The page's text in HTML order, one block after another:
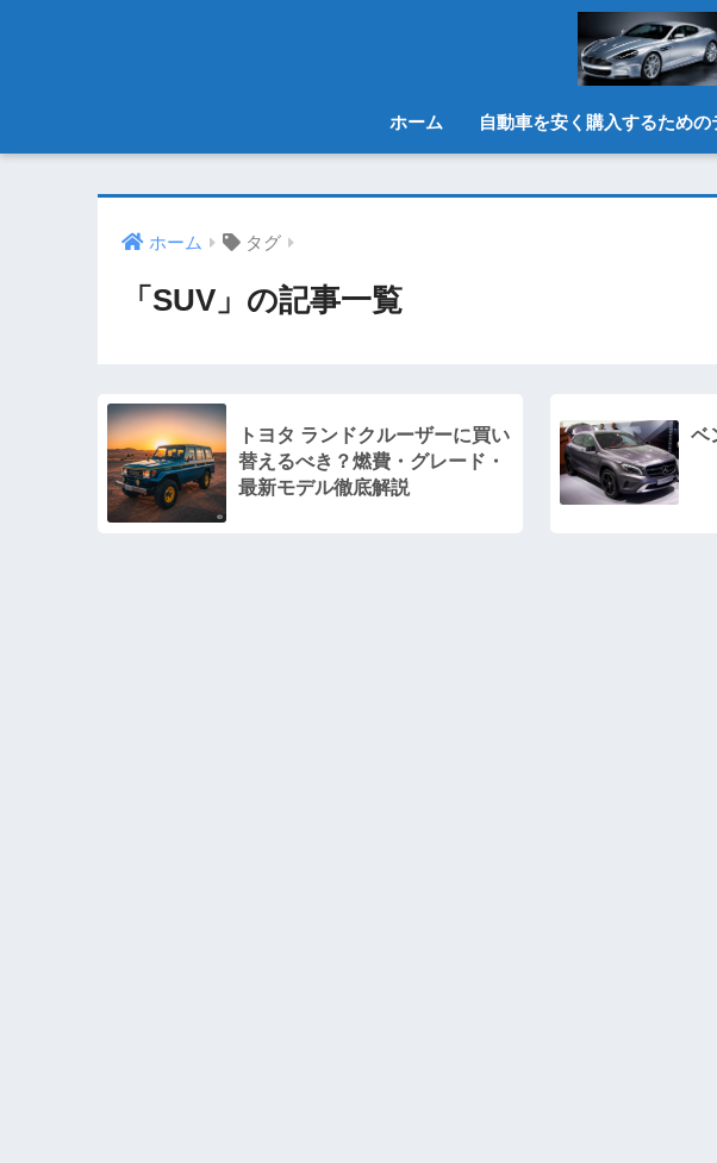
ホーム 自動車を安く購入するための
ホーム タグ
「SUV」の記事一覧
トヨタ ランドクルーザーに買い
替えるべき？燃費・グレード・
最新モデル徹底解説
ベ